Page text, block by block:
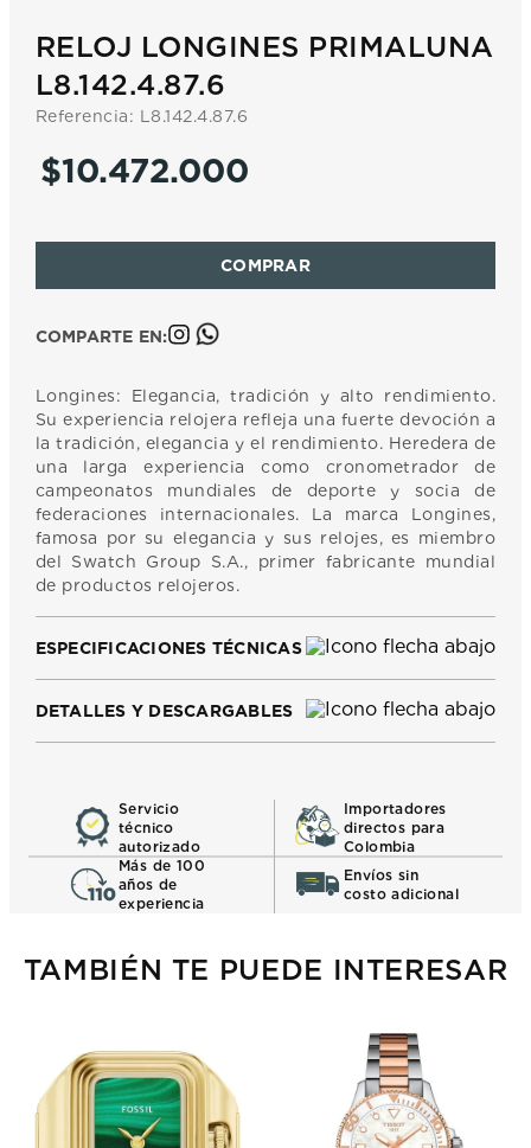
RELOJ LONGINES PRIMALUNA
L8.142.4.87.6
Referencia: L8.142.4.87.6
$10.472.000
COMPARTE EN:
Longines: Elegancia, tradición y alto rendimiento.
Su experiencia relojera refleja una fuerte devoción a
la tradición, elegancia y el rendimiento. Heredera de
una larga experiencia como cronometrador de
campeonatos mundiales de deporte y socia de
federaciones internacionales. La marca Longines,
famosa por su elegancia y sus relojes, es miembro
del Swatch Group S.A., primer fabricante mundial
de productos relojeros.
ESPECIFICACIONES TÉCNICAS
DETALLES Y DESCARGABLES
Servicio
técnico
autorizado
Importadores
directos para
Colombia
Más de 100
años de
experiencia
Envíos sin
costo adicional
TAMBIÉN TE PUEDE INTERESAR